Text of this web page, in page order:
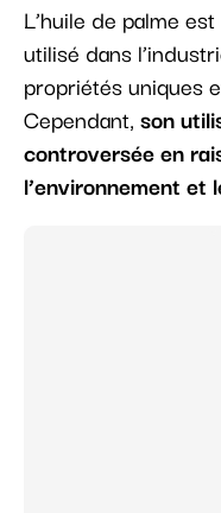
L’huile de palme
utilisé dans
propriétés uniques
Cependant, son
controversée en
l’environnement